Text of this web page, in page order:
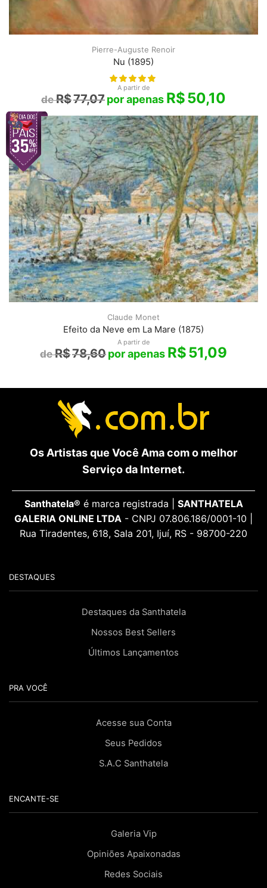
Pierre-Auguste Renoir
Nu (1895)
A partir de
R$77,07 R$50,10
Claude Monet
Efeito da Neve em La Mare (1875)
A partir de
R$78,60 R$51,09
Os Artistas que Você Ama com o melhor
Serviço da Internet.
Santhatela® é marca registrada | SANTHATELA
GALERIA ONLINE LTDA - CNPJ 07.806.186/0001-10 |
Rua Tiradentes, 618, Sala 201, Ijuí, RS - 98700-220
DESTAQUES
Destaques da Santhatela
Nossos Best Sellers
Últimos Lançamentos
PRA VOCÊ
Acesse sua Conta
Seus Pedidos
S.A.C Santhatela
ENCANTE-SE
Galeria Vip
Opiniões Apaixonadas
Redes Sociais